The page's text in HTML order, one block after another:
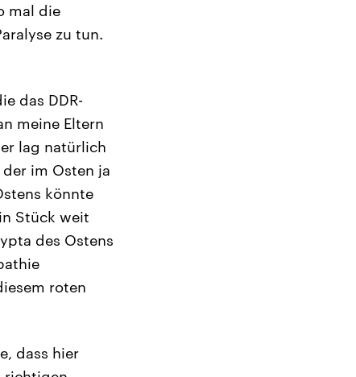
mal die
zu tun.
das DDR-
meine Eltern
lag natürlich
im Osten ja
könnte
Stück weit
des Ostens
roten
dass hier